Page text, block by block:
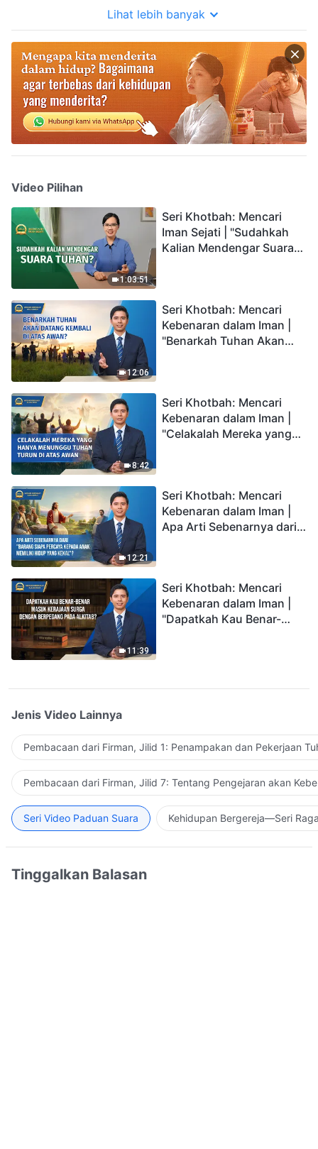
Lihat lebih banyak
Video Pilihan
1:03:51
Seri Khotbah: Mencari
Iman Sejati | "Sudahkah
Kalian Mendengar Suara
12:06
Seri Khotbah: Mencari
Kebenaran dalam Iman |
"Benarkah Tuhan Akan
8:42
Seri Khotbah: Mencari
Kebenaran dalam Iman |
"Celakalah Mereka yang
12:21
Seri Khotbah: Mencari
Kebenaran dalam Iman |
Apa Arti Sebenarnya dari
11:39
Seri Khotbah: Mencari
Kebenaran dalam Iman |
"Dapatkah Kau Benar-
Jenis Video Lainnya
Pembacaan dari Firman, Jilid 1: Penampakan dan Pekerjaan
Pembacaan dari Firman, Jilid 7: Tentang Pengejaran akan
Seri Video Paduan Suara Kehidupan Bergereja—Seri
Tinggalkan Balasan